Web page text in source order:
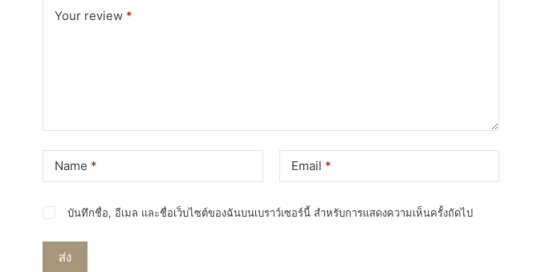
Your review *
Name * Email *
บันทึกชื่อ, อีเมล และชื่อเว็บไซต์ของฉันบนเบราว์เซอร์นี้ สำหรับการแสดงความเห็นครั้งถัดไป
ส่ง